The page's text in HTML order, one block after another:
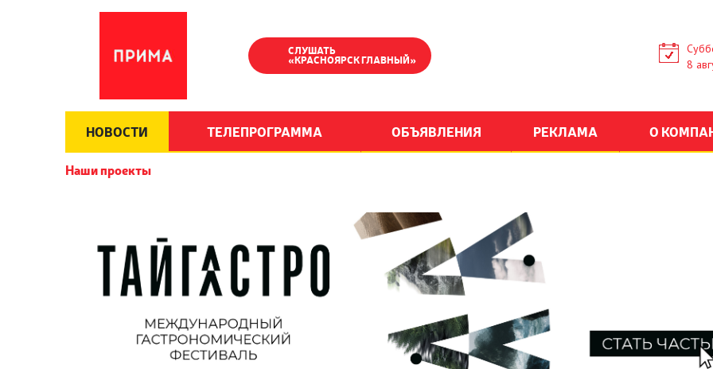
СЛУШАТЬ
«КРАСНОЯРСК ГЛАВНЫЙ»
8
НОВОСТИ ТЕЛЕПРОГРАММА ОБЪЯВЛЕНИЯ РЕКЛАМА О
Наши проекты